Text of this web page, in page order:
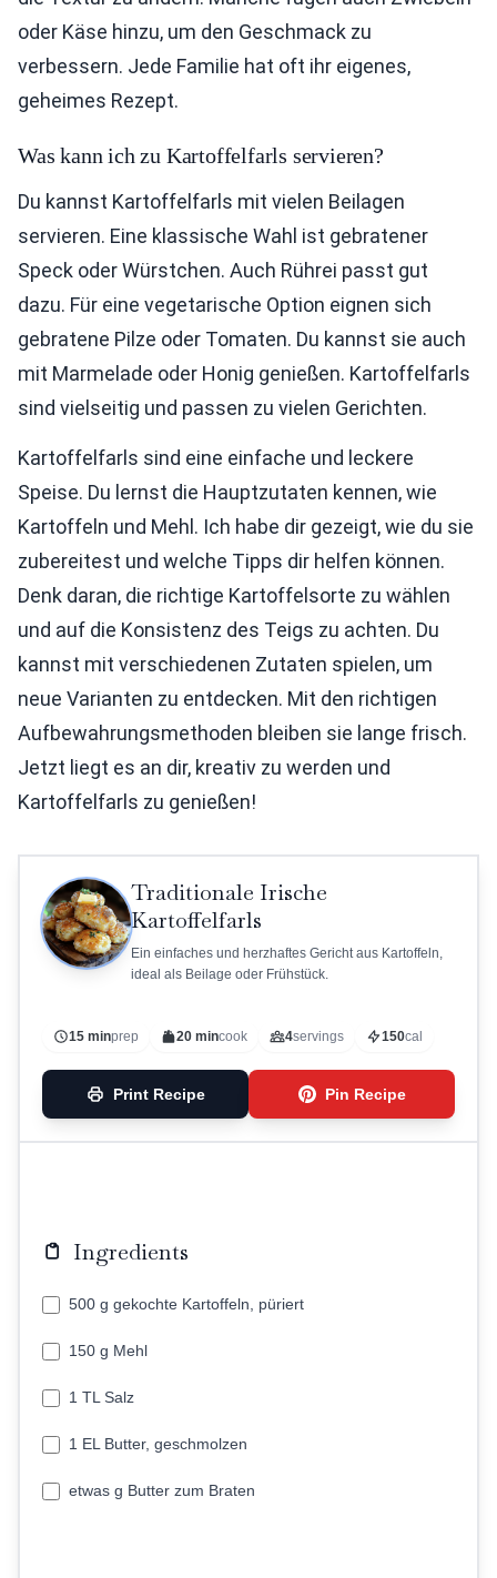
oder Käse hinzu, um den Geschmack zu
verbessern. Jede Familie hat oft ihr eigenes,
geheimes Rezept.
Was kann ich zu Kartoffelfarls servieren?
Du kannst Kartoffelfarls mit vielen Beilagen
servieren. Eine klassische Wahl ist gebratener
Speck oder Würstchen. Auch Rührei passt gut
dazu. Für eine vegetarische Option eignen sich
gebratene Pilze oder Tomaten. Du kannst sie auch
mit Marmelade oder Honig genießen. Kartoffelfarls
sind vielseitig und passen zu vielen Gerichten.
Kartoffelfarls sind eine einfache und leckere
Speise. Du lernst die Hauptzutaten kennen, wie
Kartoffeln und Mehl. Ich habe dir gezeigt, wie du sie
zubereitest und welche Tipps dir helfen können.
Denk daran, die richtige Kartoffelsorte zu wählen
und auf die Konsistenz des Teigs zu achten. Du
kannst mit verschiedenen Zutaten spielen, um
neue Varianten zu entdecken. Mit den richtigen
Aufbewahrungsmethoden bleiben sie lange frisch.
Jetzt liegt es an dir, kreativ zu werden und
Kartoffelfarls zu genießen!
Traditionale Irische
Kartoffelfarls
Ein einfaches und herzhaftes Gericht aus Kartoffeln,
ideal als Beilage oder Frühstück.
15 minprep 20 mincook 4servings 150cal
Print Recipe Pin Recipe
Ingredients
500 g gekochte Kartoffeln, püriert
150 g Mehl
1 TL Salz
1 EL Butter, geschmolzen
etwas g Butter zum Braten